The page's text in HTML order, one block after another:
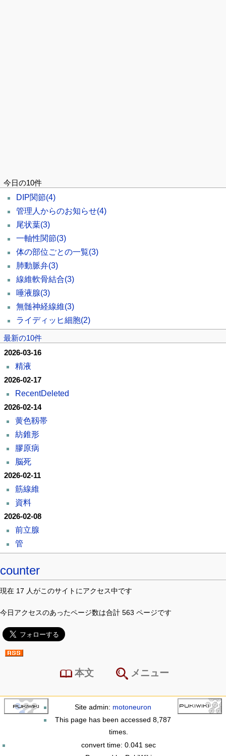
今日の10件
DIP関節(4)
管理人からのお知らせ(4)
尾状葉(3)
一軸性関節(3)
体の部位ごとの一覧(3)
肺動脈弁(3)
線維軟骨結合(3)
唾液腺(3)
無髄神経線維(3)
ライディッヒ細胞(2)
最新の10件
2026-03-16
精液
2026-02-17
RecentDeleted
2026-02-14
黄色靱帯
紡錐形
膠原病
脳死
2026-02-11
筋線維
資料
2026-02-08
前立腺
管
counter
現在 17 人がこのサイトにアクセス中です
今日アクセスのあったページ数は合計 563 ページです
本文 メニュー
Site admin: motoneuron
This page has been accessed 8,787
times.
convert time: 0.041 sec